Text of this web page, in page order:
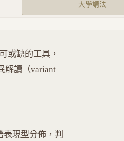
大學講法
或缺的工具，
解讀（variant
現型分佈，判